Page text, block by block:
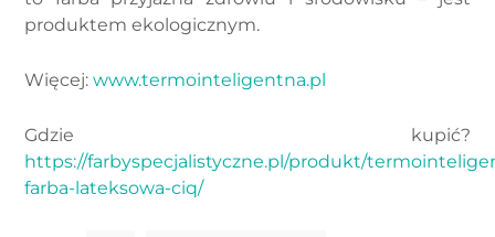
produktem ekologicznym.
Więcej: www.termointeligentna.pl
Gdzie kupić?
https://farbyspecjalistyczne.pl/produkt/
farba-lateksowa-ciq/